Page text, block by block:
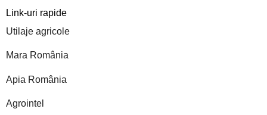
Link-uri rapide
Utilaje agricole
Mara România
Apia România
Agrointel